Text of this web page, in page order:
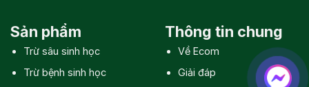
Sản phẩm
Trừ sâu sinh học
Trừ bệnh sinh học
Thông tin chung
Về Ecom
Giải đáp